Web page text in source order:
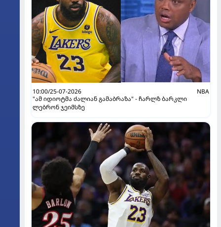
10:00/25-07-2026
NBA
"ამ იდიოტმა ძალიან გამაბრაზა" - ჩარლზ ბარკლი
ლებრონ ჯეიმსზე